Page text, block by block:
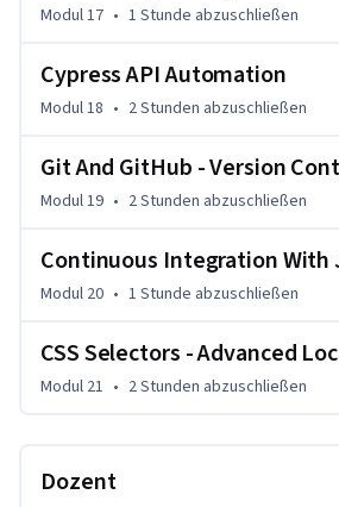
Modul 17 • 1 Stunde abzuschließen
Cypress API Automation
Modul 18 • 2 Stunden abzuschließen
Git And GitHub - Version
Modul 19 • 2 Stunden abzuschließen
Continuous Integration With
Modul 20 • 1 Stunde abzuschließen
CSS Selectors - Advanced
Modul 21 • 2 Stunden abzuschließen
Dozent